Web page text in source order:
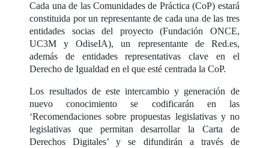
Cada una de las Comunidades de Práctica (CoP) estará
constituida por un representante de cada una de las tres
entidades socias del proyecto (Fundación ONCE,
UC3M y OdiseIA), un representante de Red.es,
además de entidades representativas clave en el
Derecho de Igualdad en el que esté centrada la CoP.
Los resultados de este intercambio y generación de
nuevo conocimiento se codificarán en las
‘Recomendaciones sobre propuestas legislativas y no
legislativas que permitan desarrollar la Carta de
Derechos Digitales’ y se difundirán a través de